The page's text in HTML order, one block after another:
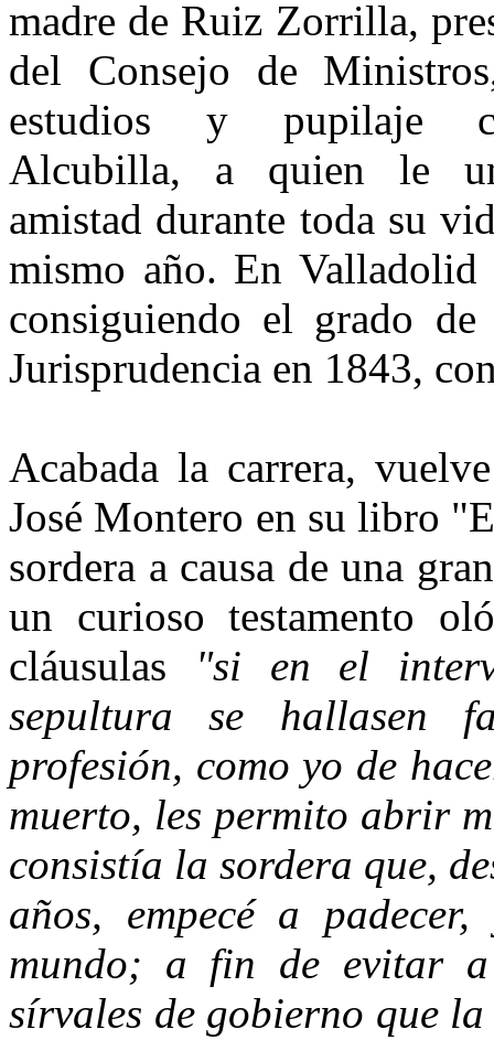
madre de Ruiz Zorrilla,
del Consejo de
estudios y pupilaje
Alcubilla, a quien le
amistad durante to­da su
mismo año. En Valladolid
consiguiendo el grado
Jurisprudencia en 1843,
Acabada la carrera,
José Montero en su libro
sor­dera a causa de una
un cu­rioso testamento
cláusulas "si en el
sepultura se hallasen
profesión, como yo de
muerto, les permito abrir
consistía la sordera que,
años, empecé a
mundo; a fin de evitar a
sírvales de gobierno que